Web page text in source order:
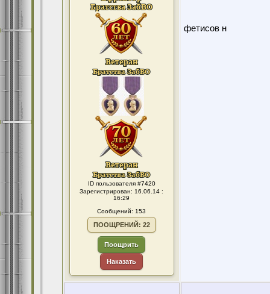
ID пользователя #7420
Зарегистрирован: 16.06.14 :
16:29
Сообщений: 153
ПООЩРЕНИЙ: 22
Поощрить
Наказать
фетисов н